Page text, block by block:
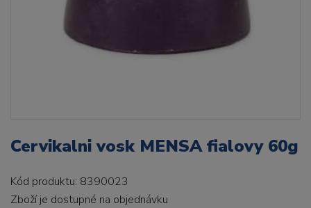
Cervikalni vosk MENSA fialovy 60g
Kód produktu: 8390023
Zboží je dostupné na objednávku